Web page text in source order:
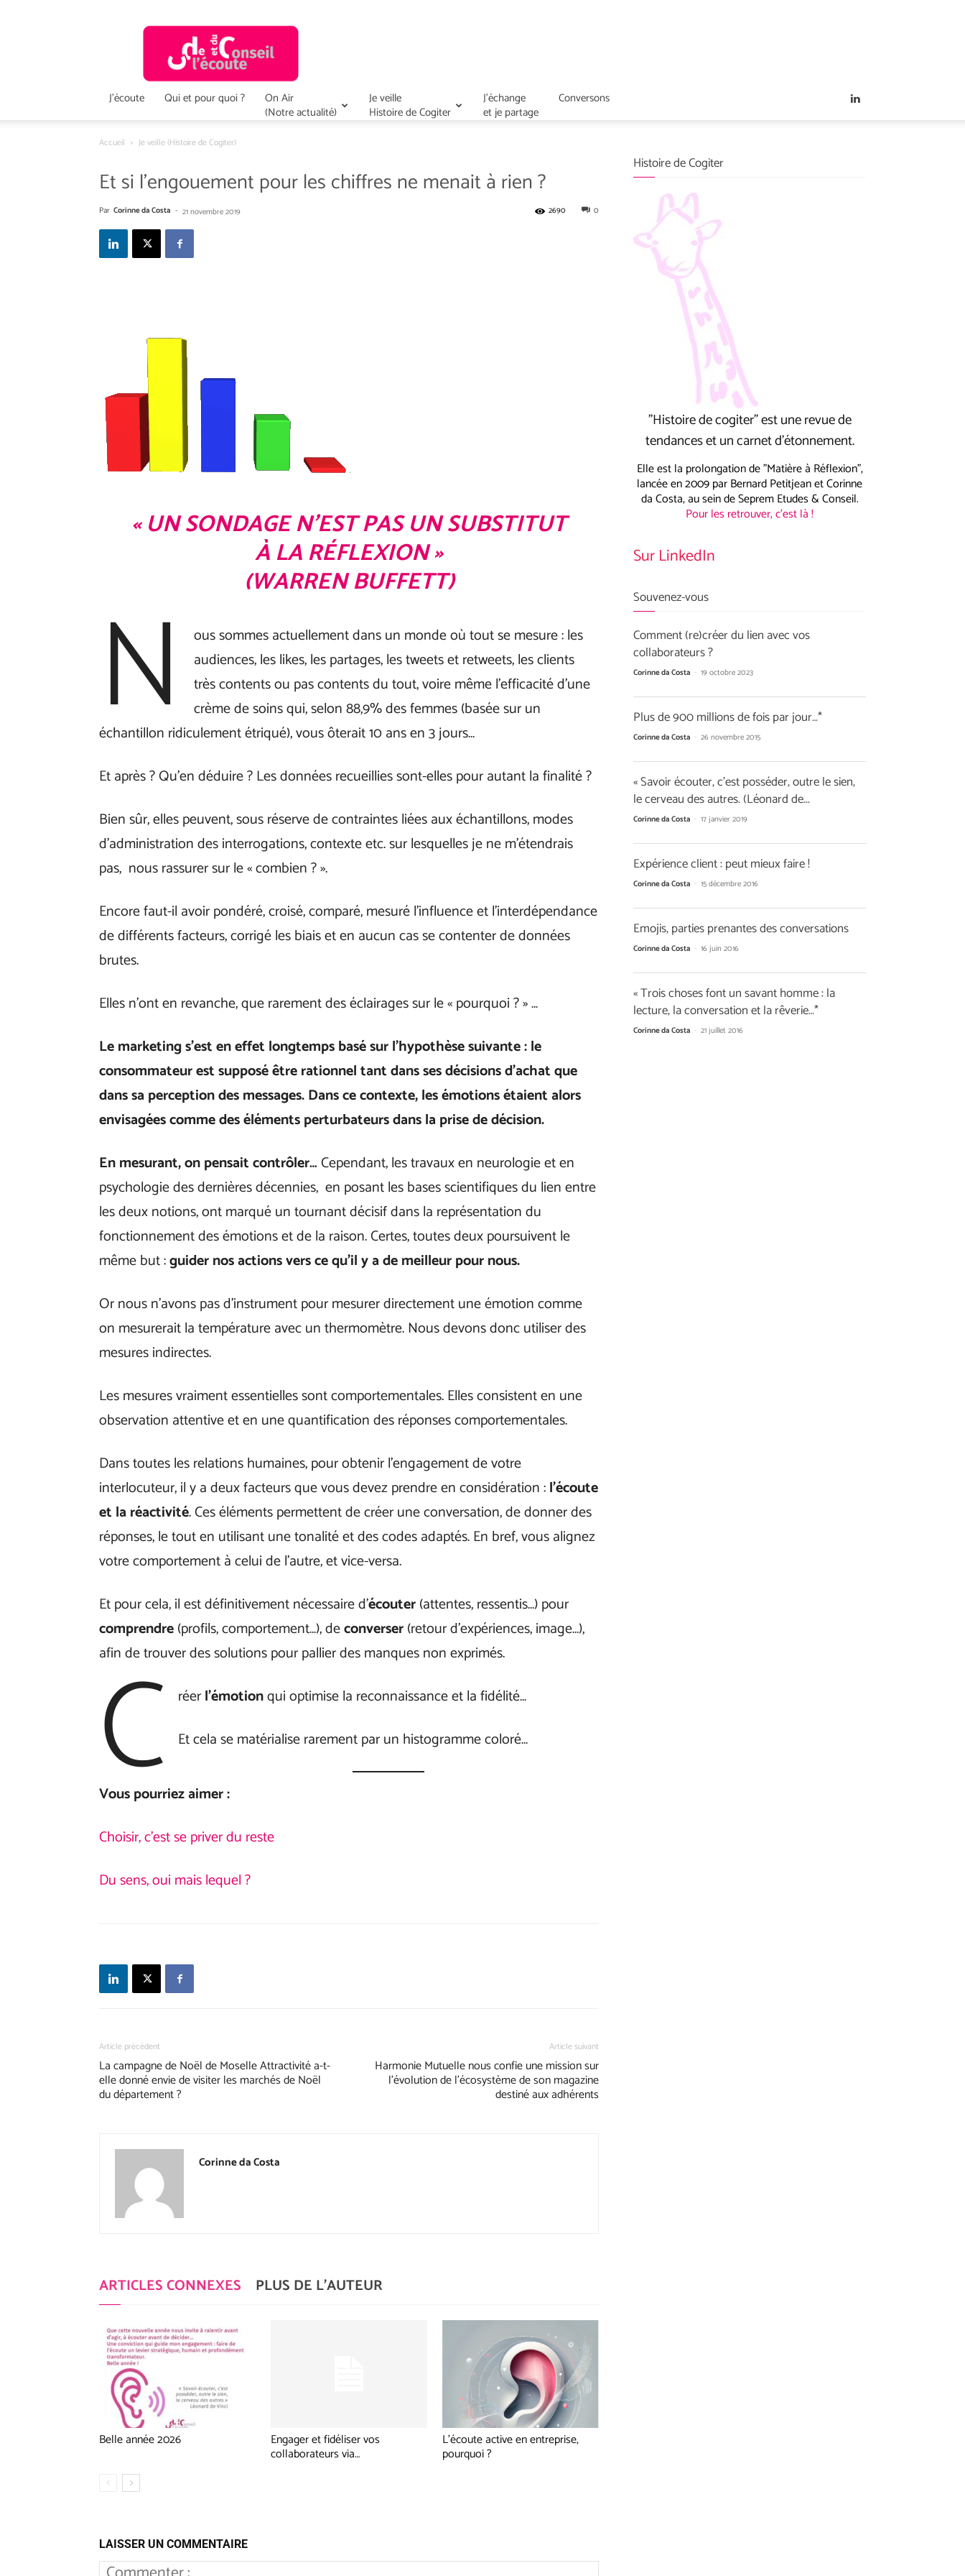
Ecoute
&
Conseil
J’écoute Qui et pour quoi ?
On Air
(Notre actualité)
Je veille
Histoire de Cogiter
J’échange
et je partage
Conversons
Accueil Je veille (Histoire de Cogiter)
Et si l’engouement pour les chiffres ne menait à rien ?
Par Corinne da Costa - 21 novembre 2019 0
2690
« UN SONDAGE N’EST PAS UN SUBSTITUT
À LA RÉFLEXION »
(WARREN BUFFETT)
N ous sommes actuellement dans un monde où tout se mesure : les
audiences, les likes, les partages, les tweets et retweets, les clients
très contents ou pas contents du tout, voire même l’efficacité d’une
crème de soins qui, selon 88,9% des femmes (basée sur un
échantillon ridiculement étriqué), vous ôterait 10 ans en 3 jours…
Et après ? Qu’en déduire ? Les données recueillies sont-elles pour autant la finalité ?
Bien sûr, elles peuvent, sous réserve de contraintes liées aux échantillons, modes
d’administration des interrogations, contexte etc. sur lesquelles je ne m’étendrais
pas, nous rassurer sur le « combien ? ».
Encore faut-il avoir pondéré, croisé, comparé, mesuré l’influence et l’interdépendance
de différents facteurs, corrigé les biais et en aucun cas se contenter de données
brutes.
Elles n’ont en revanche, que rarement des éclairages sur le « pourquoi ? » …
Le marketing s’est en effet longtemps basé sur l’hypothèse suivante : le
consommateur est supposé être rationnel tant dans ses décisions d’achat que
dans sa perception des messages. Dans ce contexte, les émotions étaient alors
envisagées comme des éléments perturbateurs dans la prise de décision.
En mesurant, on pensait contrôler…Cependant, les travaux en neurologie et en
psychologie des dernières décennies, en posant les bases scientifiques du lien entre
les deux notions, ont marqué un tournant décisif dans la représentation du
fonctionnement des émotions et de la raison. Certes, toutes deux poursuivent le
même but :guider nos actions vers ce qu’il y a de meilleur pour nous.
Or nous n’avons pas d’instrument pour mesurer directement une émotion comme
on mesurerait la température avec un thermomètre. Nous devons donc utiliser des
mesures indirectes.
Les mesures vraiment essentielles sont comportementales. Elles consistent en une
observation attentive et en une quantification des réponses comportementales.
Dans toutes les relations humaines, pour obtenir l’engagement de votre
interlocuteur, il y a deux facteurs que vous devez prendre en considération :l’écoute
et la réactivité. Ces éléments permettent de créer une conversation, de donner des
réponses, le tout en utilisant une tonalité et des codes adaptés. En bref, vous alignez
votre comportement à celui de l’autre, et vice-versa.
Et pour cela, il est définitivement nécessaire d’écouter(attentes, ressentis…) pour
comprendre(profils, comportement…), deconverser(retour d’expériences, image…),
afin de trouver des solutions pour pallier des manques non exprimés.
C réerl’émotionqui optimise la reconnaissance et la fidélité…
Et cela se matérialise rarement par un histogramme coloré…
Vous pourriez aimer:
Choisir, c’est se priver du reste
Du sens, oui mais lequel ?
Article précédent
La campagne de Noël de Moselle Attractivité a-t-
elle donné envie de visiter les marchés de Noël
du département ?
Article suivant
Harmonie Mutuelle nous confie une mission sur
l’évolution de l’écosystème de son magazine
destiné aux adhérents
Corinne da Costa
ARTICLES CONNEXES PLUS DE L'AUTEUR
Belle année 2026 Engager et fidéliser vos
collaborateurs via…
L’écoute active en entreprise,
pourquoi ?
LAISSER UN COMMENTAIRE
Histoire de Cogiter
"Histoire de cogiter" est une revue de
tendances et un carnet d’étonnement.
Elle est la prolongation de "Matière à Réflexion",
lancée en 2009 par Bernard Petitjean et Corinne
da Costa, au sein de Seprem Etudes & Conseil.
Pour les retrouver, c'est là !
Sur LinkedIn
Souvenez-vous
Comment (re)créer du lien avec vos
collaborateurs ?
Corinne da Costa - 19 octobre 2023
Plus de 900 millions de fois par jour…*
Corinne da Costa - 26 novembre 2015
« Savoir écouter, c’est posséder, outre le sien,
le cerveau des autres. (Léonard de...
Corinne da Costa - 17 janvier 2019
Expérience client : peut mieux faire !
Corinne da Costa - 15 décembre 2016
Emojis, parties prenantes des conversations
Corinne da Costa - 16 juin 2016
« Trois choses font un savant homme : la
lecture, la conversation et la rêverie…*
Corinne da Costa - 21 juillet 2016